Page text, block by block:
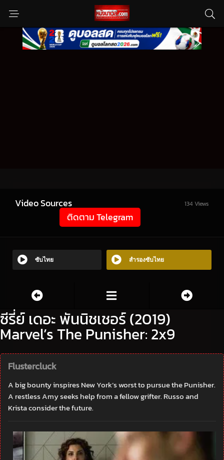
Video Sources 134 Views
ติดตาม Telegram
ซับไทย สำรองซับไทย
ซีรี่ย์ เดอะ พันนิชเชอร์ (2019)
Marvel’s The Punisher: 2x9
Flustercluck
A big bounty inspires New York’s worst to pursue the Punisher.
A restless Amy seeks help from a fellow grifter. Russo and
Krista consider the future.